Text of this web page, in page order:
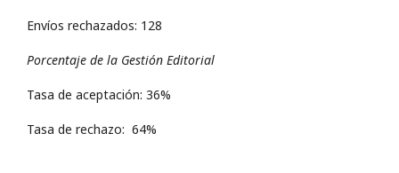
Envíos rechazados: 128
Porcentaje de la Gestión Editorial
Tasa de aceptación: 36%
Tasa de rechazo: 64%